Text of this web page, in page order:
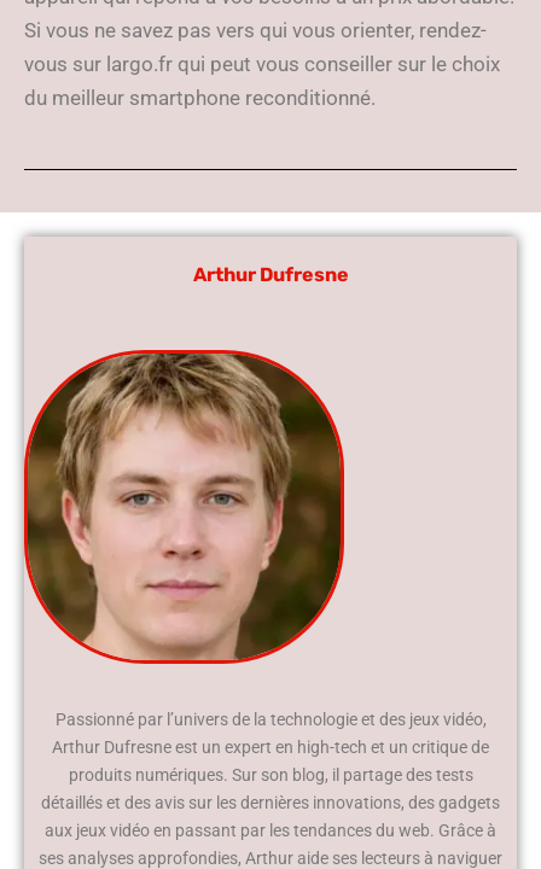
Si vous ne savez pas vers qui vous orienter, rendez-
vous sur largo.fr qui peut vous conseiller sur le choix
du meilleur smartphone reconditionné.
Arthur Dufresne
Passionné par l’univers de la technologie et des jeux vidéo,
Arthur Dufresne est un expert en high-tech et un critique de
produits numériques. Sur son blog, il partage des tests
détaillés et des avis sur les dernières innovations, des gadgets
aux jeux vidéo en passant par les tendances du web. Grâce à
ses analyses approfondies, Arthur aide ses lecteurs à naviguer